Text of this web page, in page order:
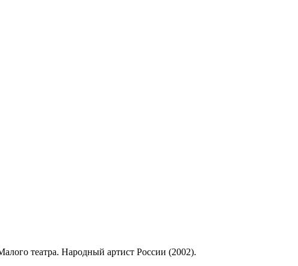
театра. Народный артист России (2002).